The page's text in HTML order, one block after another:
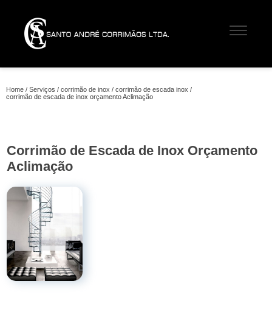
Home Serviços corrimão de inox
corrimão de escada inox
corrimão de escada de inox orçamento Aclimação
Corrimão de Escada de Inox Orçamento
Aclimação